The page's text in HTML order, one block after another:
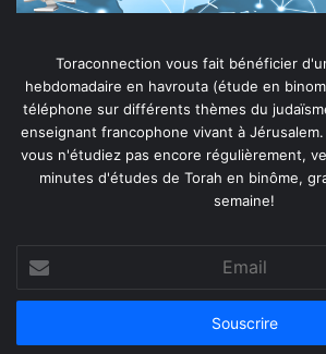
Toraconnection vous fait bénéficier
hebdomadaire en havrouta (étude en
téléphone sur différents thèmes du
enseignant francophone vivant à
vous n'étudiez pas encore régulièrement,
minutes d'études de Torah en binôme,
semaine!